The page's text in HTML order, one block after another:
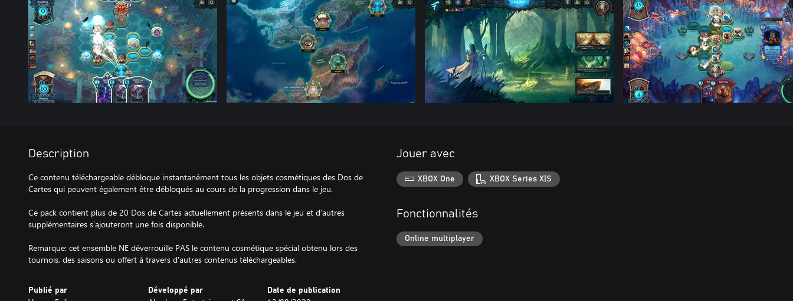
Description
Ce contenu téléchargeable débloque instantanément tous les objets cosmétiques des Dos de
Cartes qui peuvent également être débloqués au cours de la progression dans le jeu.
Ce pack contient plus de 20 Dos de Cartes actuellement présents dans le jeu et d’autres
supplémentaires s’ajouteront une fois disponible.
Remarque: cet ensemble NE déverrouille PAS le contenu cosmétique spécial obtenu lors des
tournois, des saisons ou offert à travers d'autres contenus téléchargeables.
Publié par Développé par Date de publication
Jouer avec
XBOX One XBOX Series X|S
Fonctionnalités
Online multiplayer